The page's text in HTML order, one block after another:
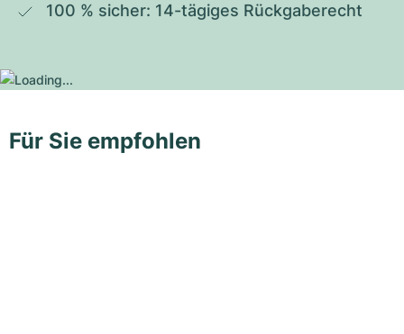
100 % sicher: 14-tägiges Rückgaberecht
Für Sie empfohlen